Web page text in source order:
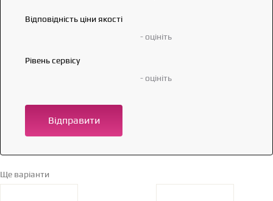
Відповідність ціни якості
- оцініть
Рівень сервісу
- оцініть
Відправити
Ще варіанти